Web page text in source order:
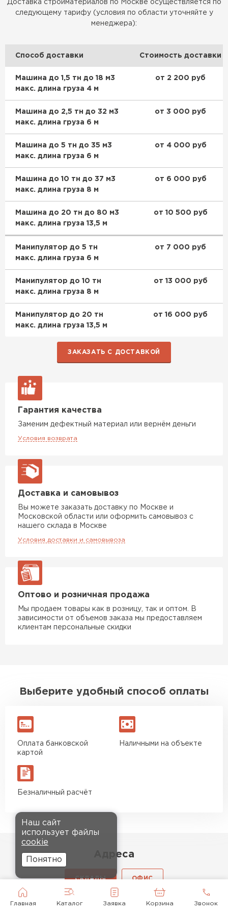
Главная Каталог Заявка Корзина Звонок
Доставка стройматериалов по Москве осуществляется по
следующему тарифу (условия по области уточняйте у
менеджера):
Способ доставки Стоимость доставки
Машина до 1,5 тн до 18 м3
макс. длина груза 4 м
от 2 200 руб
Машина до 2,5 тн до 32 м3
макс. длина груза 6 м
от 3 000 руб
Машина до 5 тн до 35 м3
макс. длина груза 6 м
от 4 000 руб
Машина до 10 тн до 37 м3
макс. длина груза 8 м
от 6 000 руб
Машина до 20 тн до 80 м3
макс. длина груза 13,5 м
от 10 500 руб
Манипулятор до 5 тн
макс. длина груза 6 м
от 7 000 руб
Манипулятор до 10 тн
макс. длина груза 8 м
от 13 000 руб
Манипулятор до 20 тн
макс. длина груза 13,5 м
от 16 000 руб
ЗАКАЗАТЬ С ДОСТАВКОЙ
Гарантия качества
Заменим дефектный материал или вернём деньги
Условия возврата
Доставка и самовывоз
Вы можете заказать доставку по Москве и
Московской области или оформить самовывоз с
нашего склада в Москве
Условия доставки и самовывоза
Оптово и розничная продажа
Мы продаем товары как в розницу, так и оптом. В
зависимости от объемов заказа мы предоставляем
клиентам персональные скидки
Выберите удобный способ оплаты
Оплата банковской
картой
Наличными на объекте
Безналичный расчёт
Адреса
СКЛАДЫ ОФИС
Доборные элементы для кровли
Комплектующие
Наш сайт
использует файлы
cookie
Понятно